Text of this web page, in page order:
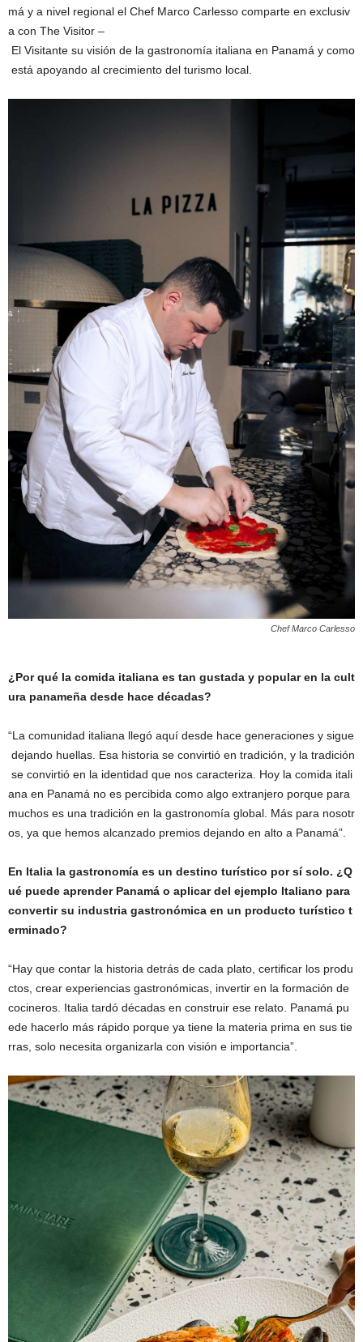
má y a nivel regional el Chef Marco Carlesso comparte en exclusiv
a con The Visitor –
El Visitante su visión de la gastronomía italiana en Panamá y como
está apoyando al crecimiento del turismo local.
Chef Marco Carlesso
¿Porqué la comida italiana es tan gustada y popular en la cult
ura panameña desde hace décadas?
“La comunidad italiana llegó aquí desde hace generaciones y sigue
dejando huellas. Esa historia se convirtió en tradición, y la tradición
se convirtió en la identidad que nos caracteriza. Hoy la comida itali
ana en Panamá no es percibida como algo extranjero porque para
muchos es una tradición en la gastronomía global. Más para nosotr
os, ya que hemos alcanzado premios dejando en alto a Panamá”.
En Italia la gastronomía es un destino turístico por sísolo. ¿Q
ué puede aprender Panamá o aplicar del ejemplo Italiano para
convertir su industria gastronómica en un producto turístico t
erminado?
“Hay que contar la historia detrás de cada plato, certificar los produ
ctos, crear experiencias gastronómicas, invertir en la formación de
cocineros. Italia tardó décadas en construir ese relato. Panamá pu
ede hacerlo más rápido porque ya tiene la materia prima en sus tie
rras, solo necesita organizarla con visión e importancia”.